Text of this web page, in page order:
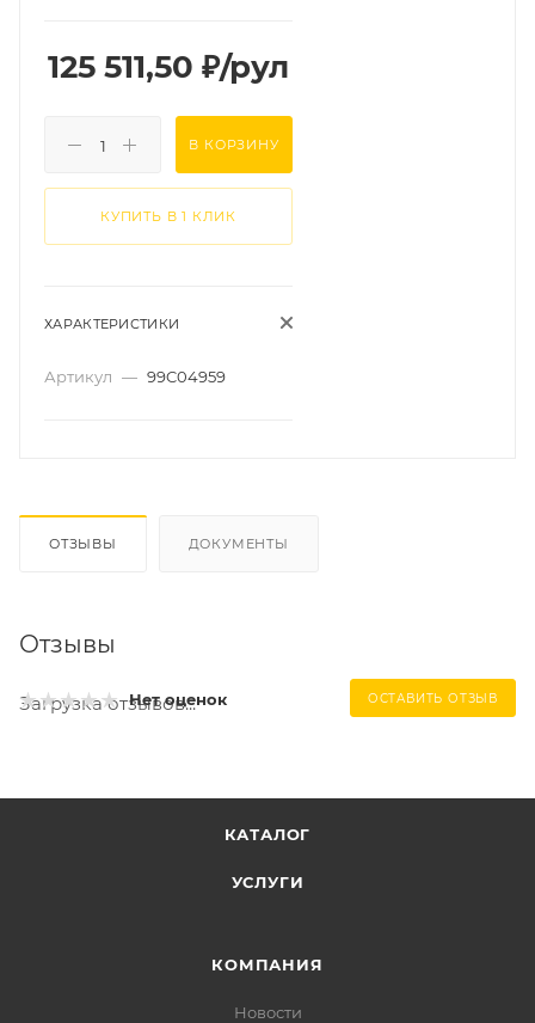
125 511,50 ₽/рул
В КОРЗИНУ
КУПИТЬ В 1 КЛИК
ХАРАКТЕРИСТИКИ
Артикул — 99C04959
ОТЗЫВЫ ДОКУМЕНТЫ
Отзывы
Нет оценок ОСТАВИТЬ ОТЗЫВ
Загрузка отзывов...
КАТАЛОГ
УСЛУГИ
КОМПАНИЯ
Новости